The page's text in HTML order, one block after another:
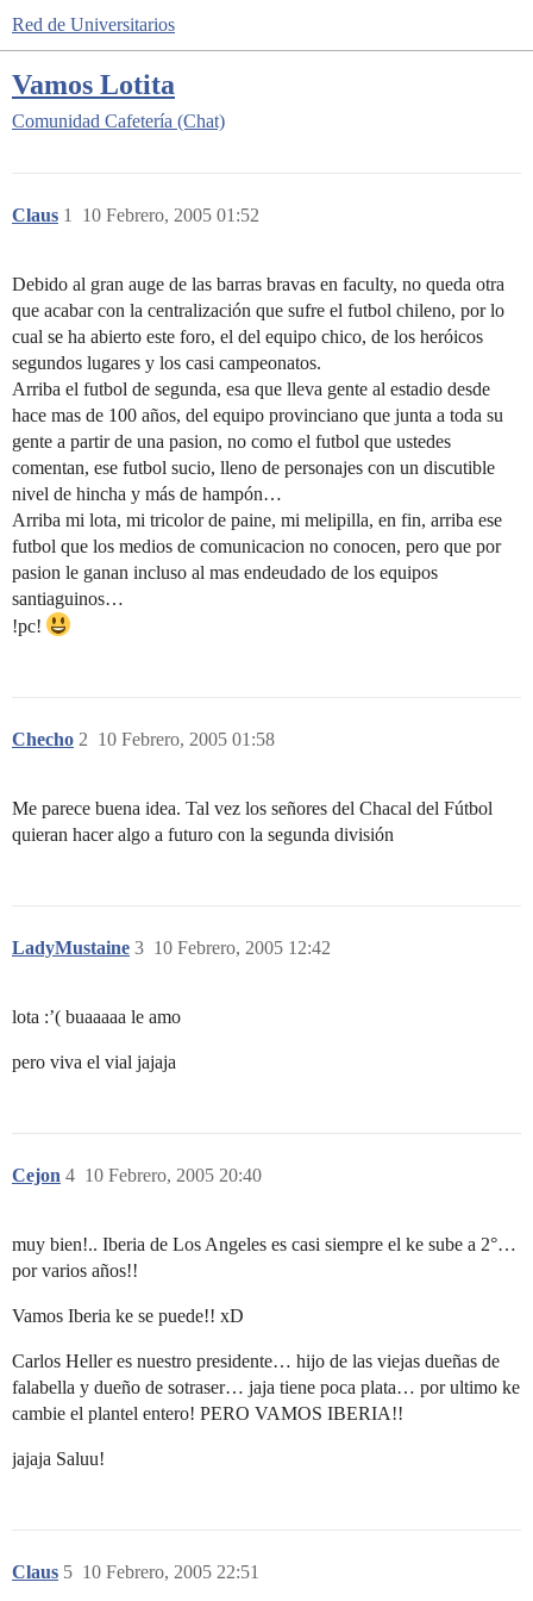
Red de Universitarios
Vamos Lotita
Comunidad Cafetería (Chat)
Claus 10 Febrero, 2005 01:52
1
Debido al gran auge de las barras bravas en faculty, no queda otra
que acabar con la centralización que sufre el futbol chileno, por lo
cual se ha abierto este foro, el del equipo chico, de los heróicos
segundos lugares y los casi campeonatos.
Arriba el futbol de segunda, esa que lleva gente al estadio desde
hace mas de 100 años, del equipo provinciano que junta a toda su
gente a partir de una pasion, no como el futbol que ustedes
comentan, ese futbol sucio, lleno de personajes con un discutible
nivel de hincha y más de hampón…
Arriba mi lota, mi tricolor de paine, mi melipilla, en fin, arriba ese
futbol que los medios de comunicacion no conocen, pero que por
pasion le ganan incluso al mas endeudado de los equipos
santiaguinos…
!pc!
Checho 10 Febrero, 2005 01:58
2
Me parece buena idea. Tal vez los señores del Chacal del Fútbol
quieran hacer algo a futuro con la segunda división
LadyMustaine 10 Febrero, 2005 12:42
3
lota :’( buaaaaa le amo
pero viva el vial jajaja
Cejon 10 Febrero, 2005 20:40
4
muy bien!.. Iberia de Los Angeles es casi siempre el ke sube a 2°…
por varios años!!
Vamos Iberia ke se puede!! xD
Carlos Heller es nuestro presidente… hijo de las viejas dueñas de
falabella y dueño de sotraser… jaja tiene poca plata… por ultimo ke
cambie el plantel entero! PERO VAMOS IBERIA!!
jajaja Saluu!
Claus 10 Febrero, 2005 22:51
5